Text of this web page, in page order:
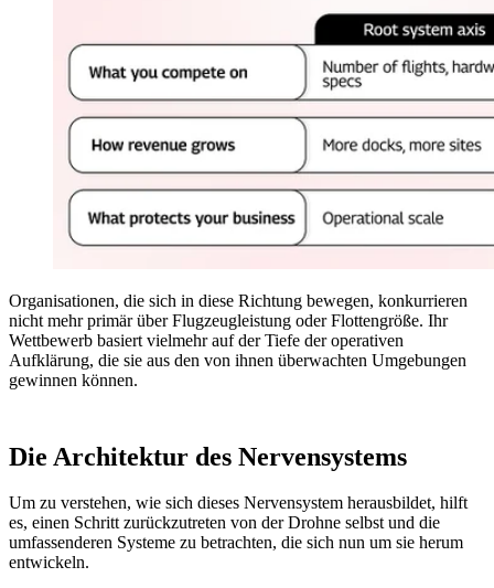
Organisationen, die sich in diese Richtung bewegen, konkurrieren
nicht mehr primär über Flugzeugleistung oder Flottengröße. Ihr
Wettbewerb basiert vielmehr auf der Tiefe der operativen
Aufklärung, die sie aus den von ihnen überwachten Umgebungen
gewinnen können.
Die Architektur des Nervensystems
Um zu verstehen, wie sich dieses Nervensystem herausbildet, hilft
es, einen Schritt zurückzutreten von der Drohne selbst und die
umfassenderen Systeme zu betrachten, die sich nun um sie herum
entwickeln.